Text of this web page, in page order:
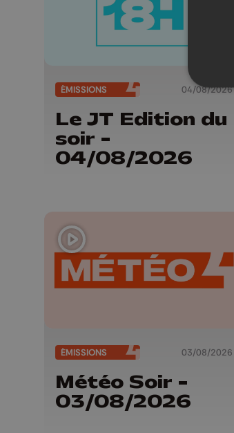
ÉMISSIONS 04/08/2026
Le JT Edition du
soir -
04/08/2026
ÉMISSIONS 03/08/2026
Météo Soir -
03/08/2026